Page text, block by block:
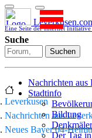
Eine Seite der Internet Initiative
Suche
Suchen
Nachrichten aus
Stadtinfo
Bildung
Denkmäler
Der Tag
Leverkusen
Nachrichten aus
Neues Bayer 04-